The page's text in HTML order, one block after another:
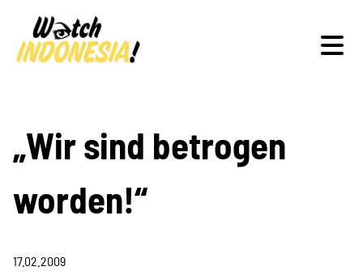
Schwerpunkte
Veranstaltungen
„Wir sind betrogen
worden!“
17.02.2009